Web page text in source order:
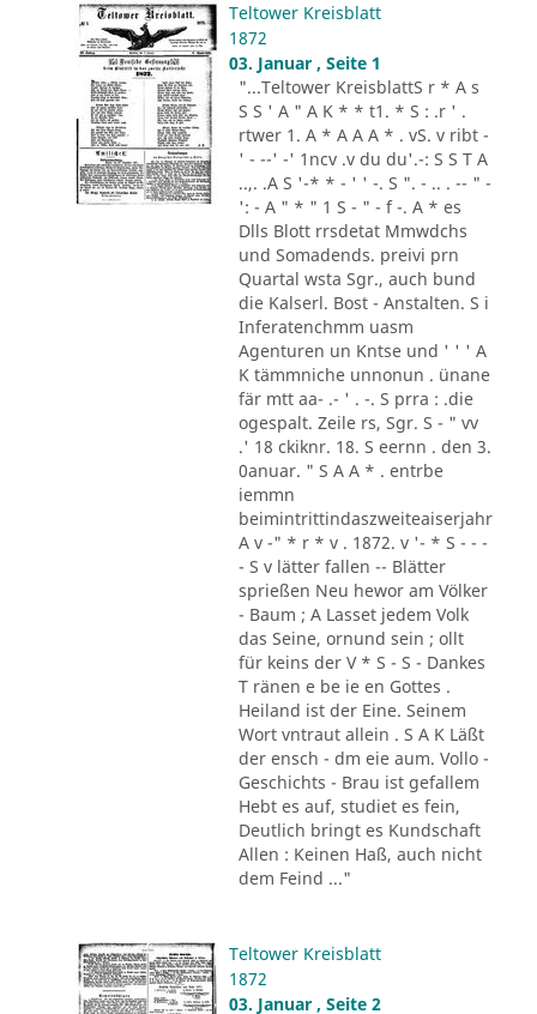
Teltower Kreisblatt
1872
03. Januar , Seite 1
"...Teltower KreisblattS r * A s
S S ' A " A K * * t1. * S : .r ' .
rtwer 1. A * A A A * . vS. v ribt -
' - --' -' 1ncv .v du du'.-: S S T A
..,. .A S '-* * - ' ' -. S ". - .. . -- " -
': - A " * " 1 S - " - f -. A * es
Dlls Blott rrsdetat Mmwdchs
und Somadends. preivi prn
Quartal wsta Sgr., auch bund
die Kalserl. Bost - Anstalten. S i
Inferatenchmm uasm
Agenturen un Kntse und ' ' ' A
K tämmniche unnonun . ünane
fär mtt aa- .- ' . -. S prra : .die
ogespalt. Zeile rs, Sgr. S - " vv
.' 18 ckiknr. 18. S eernn . den 3.
0anuar. " S A A * . entrbe
iemmn
beimintrittindaszweiteaiserjahr
A v -" * r * v . 1872. v '- * S - - -
- S v lätter fallen -- Blätter
sprießen Neu hewor am Völker
- Baum ; A Lasset jedem Volk
das Seine, ornund sein ; ollt
für keins der V * S - S - Dankes
T ränen e be ie en Gottes .
Heiland ist der Eine. Seinem
Wort vntraut allein . S A K Läßt
der ensch - dm eie aum. Vollo -
Geschichts - Brau ist gefallem
Hebt es auf, studiet es fein,
Deutlich bringt es Kundschaft
Allen : Keinen Haß, auch nicht
dem Feind ..."
Teltower Kreisblatt
1872
03. Januar , Seite 2